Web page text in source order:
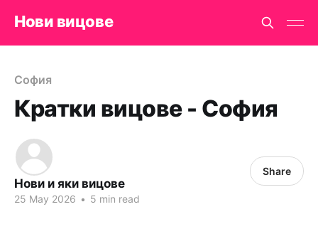
Нови вицове
София
Кратки вицове - София
Нови и яки вицове
25 May 2026 • 5 min read
Share